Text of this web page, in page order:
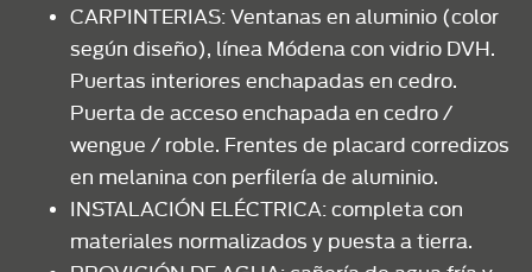
CARPINTERIAS: Ventanas en aluminio (color
según diseño), línea Módena con vidrio DVH.
Puertas interiores enchapadas en cedro.
Puerta de acceso enchapada en cedro /
wengue / roble. Frentes de placard corredizos
en melanina con perfilería de aluminio.
INSTALACIÓN ELÉCTRICA: completa con
materiales normalizados y puesta a tierra.